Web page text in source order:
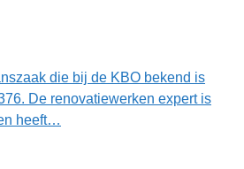
die bij de KBO bekend is
De renovatiewerken expert is
heeft…